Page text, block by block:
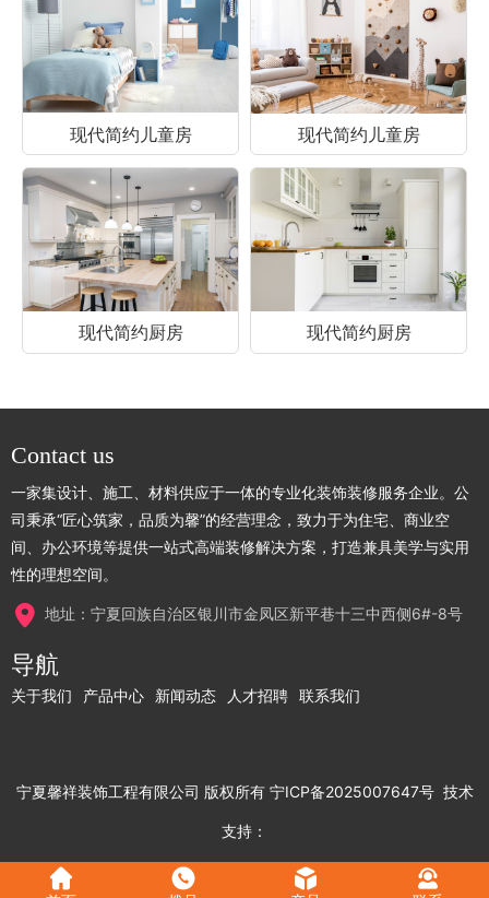
现代简约儿童房 现代简约儿童房
现代简约厨房 现代简约厨房
Contact us
一家集设计、施工、材料供应于一体的专业化装饰装修服务企业。公
司秉承“匠心筑家，品质为馨”的经营理念，致力于为住宅、商业空
间、办公环境等提供一站式高端装修解决方案，打造兼具美学与实用
性的理想空间。
地址：宁夏回族自治区银川市金凤区新平巷十三中西侧6#-8号
导航
关于我们 产品中心 新闻动态 人才招聘 联系我们
宁夏馨祥装饰工程有限公司 版权所有 宁ICP备2025007647号 技术
支持：